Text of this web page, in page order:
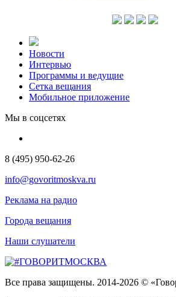
Новости
Интервью
Программы и ведущие
Сетка вещания
Мобильное приложение
Мы в соцсетях
8 (495) 950-62-26
info@govoritmoskva.ru
Реклама на радио
Города вещания
Наши слушатели
Все права защищены. 2014-2026 ©